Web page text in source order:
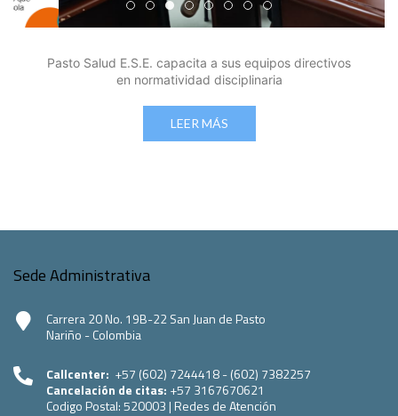
Edicto Emplazatorio a los Afiliados en el Régimen
Pasto Salud ESE lidera gestión institucional
Pasto Salud E.S.E. capacita a sus equipos
Último día para inscripciones en
Viceministro garantiza
Mil pesos que salvan vidas:
Cápsula 18-26 - Reporte
Cápsula 17-26 -
Pasto Salud E.S.E. capacita a sus equipos directivos
en normatividad disciplinaria
LEER MÁS
Sede Administrativa
Carrera 20 No. 19B-22 San Juan de Pasto
Nariño - Colombia
Callcenter: +57 (602) 7244418 - (602) 7382257
Cancelación de citas: +57 3167670621
Codigo Postal:520003 | Redes de Atención